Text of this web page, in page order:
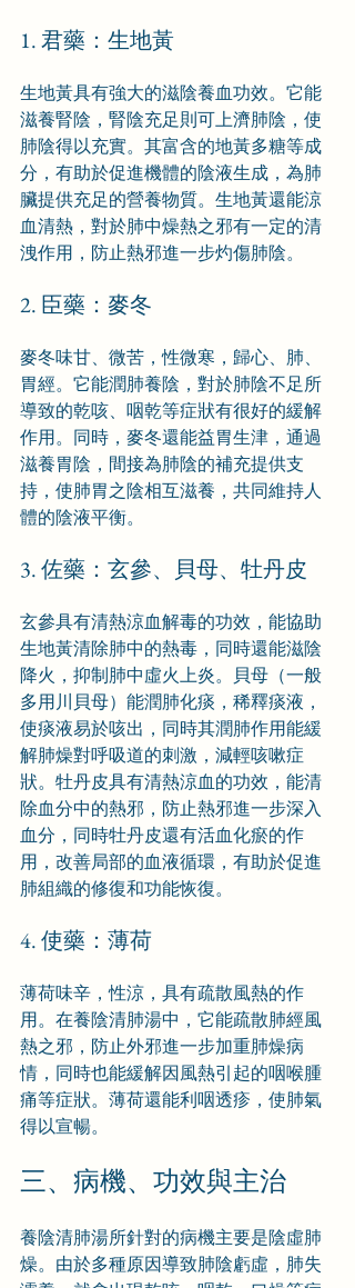
1. 君藥：生地黃
生地黃具有強大的滋陰養血功效。它能
滋養腎陰，腎陰充足則可上濟肺陰，使
肺陰得以充實。其富含的地黃多糖等成
分，有助於促進機體的陰液生成，為肺
臟提供充足的營養物質。生地黃還能涼
血清熱，對於肺中燥熱之邪有一定的清
洩作用，防止熱邪進一步灼傷肺陰。
2. 臣藥：麥冬
麥冬味甘、微苦，性微寒，歸心、肺、
胃經。它能潤肺養陰，對於肺陰不足所
導致的乾咳、咽乾等症狀有很好的緩解
作用。同時，麥冬還能益胃生津，通過
滋養胃陰，間接為肺陰的補充提供支
持，使肺胃之陰相互滋養，共同維持人
體的陰液平衡。
3. 佐藥：玄參、貝母、牡丹皮
玄參具有清熱涼血解毒的功效，能協助
生地黃清除肺中的熱毒，同時還能滋陰
降火，抑制肺中虛火上炎。貝母（一般
多用川貝母）能潤肺化痰，稀釋痰液，
使痰液易於咳出，同時其潤肺作用能緩
解肺燥對呼吸道的刺激，減輕咳嗽症
狀。牡丹皮具有清熱涼血的功效，能清
除血分中的熱邪，防止熱邪進一步深入
血分，同時牡丹皮還有活血化瘀的作
用，改善局部的血液循環，有助於促進
肺組織的修復和功能恢復。
4. 使藥：薄荷
薄荷味辛，性涼，具有疏散風熱的作
用。在養陰清肺湯中，它能疏散肺經風
熱之邪，防止外邪進一步加重肺燥病
情，同時也能緩解因風熱引起的咽喉腫
痛等症狀。薄荷還能利咽透疹，使肺氣
得以宣暢。
三、病機、功效與主治
養陰清肺湯所針對的病機主要是陰虛肺
燥。由於多種原因導致肺陰虧虛，肺失